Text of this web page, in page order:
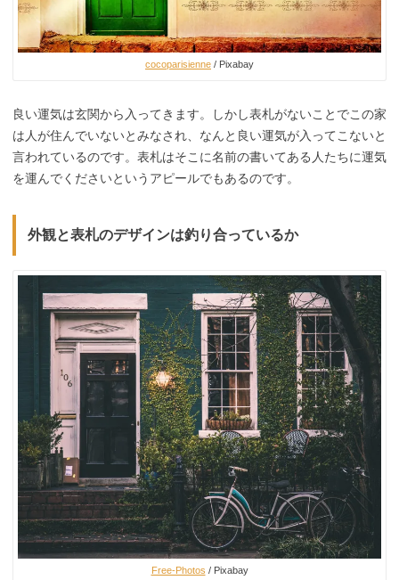
cocoparisienne / Pixabay
良い運気は玄関から入ってきます。しかし表札がないことでこの家
は人が住んでいないとみなされ、なんと良い運気が入ってこないと
言われているのです。表札はそこに名前の書いてある人たちに運気
を運んでくださいというアピールでもあるのです。
外観と表札のデザインは釣り合っているか
Free-Photos / Pixabay